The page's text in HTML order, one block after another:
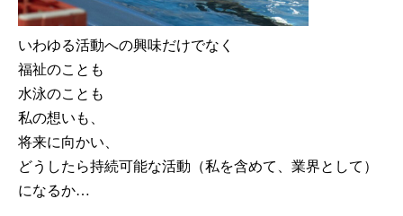
いわゆる活動への興味だけでなく
福祉のことも
水泳のことも
私の想いも、
将来に向かい、
どうしたら持続可能な活動（私を含めて、業界として）
になるか…